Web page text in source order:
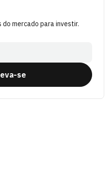
mercado para investir.
se